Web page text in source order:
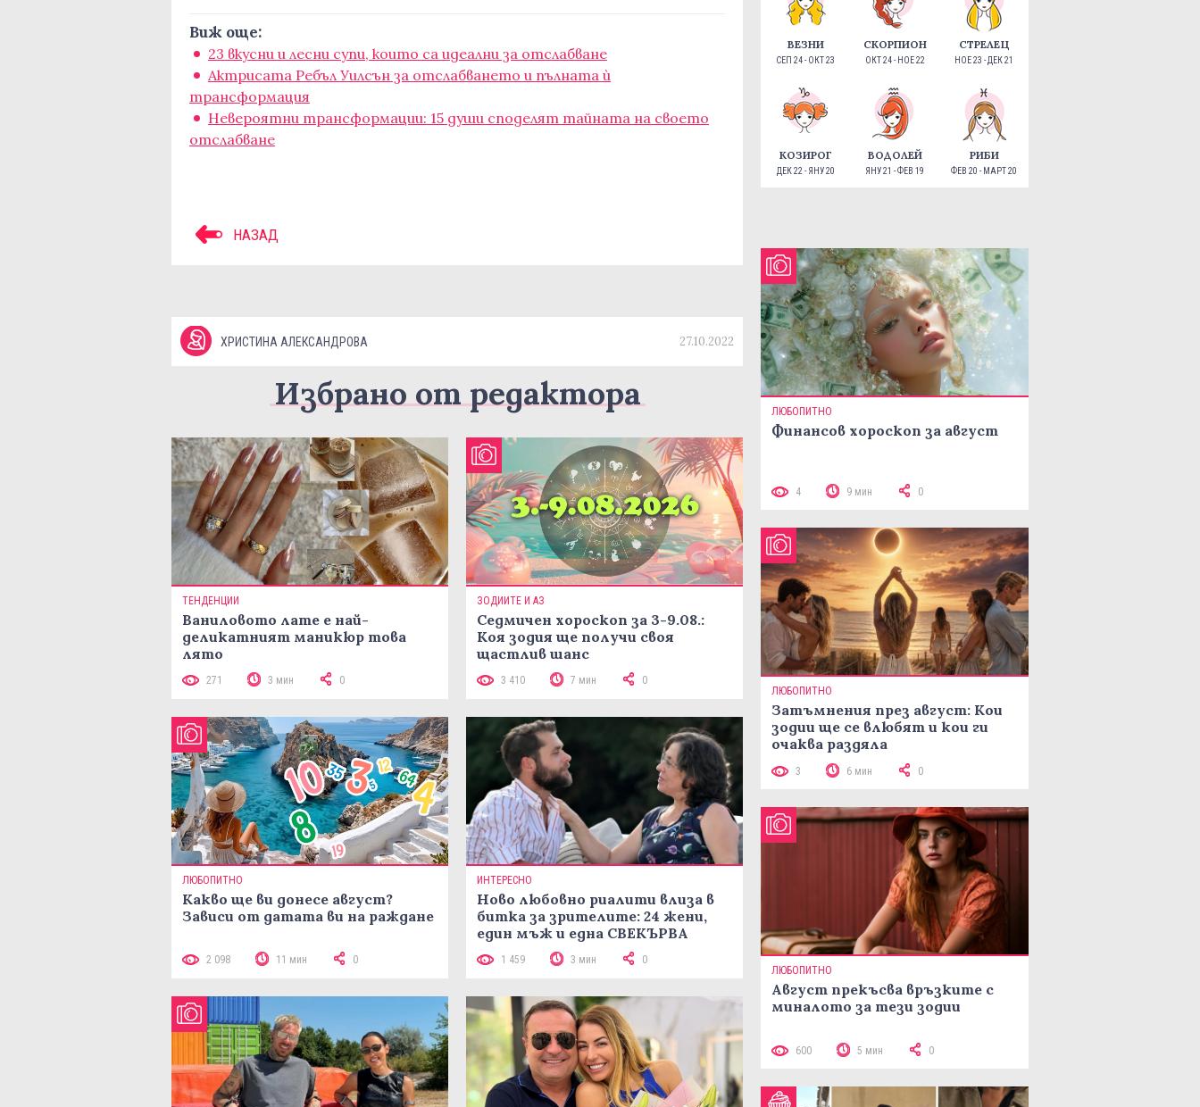
Виж още:
23 вкусни и лесни супи, които са идеални за отслабване
Актрисата Ребъл Уилсън за отслабването и пълната ѝ
трансформация
Невероятни трансформации: 15 души споделят тайната на своето
отслабване
НАЗАД
ХРИСТИНА АЛЕКСАНДРОВА 27.10.2022
Избрано от редактора
ТЕНДЕНЦИИ
Ваниловото лате е най-
деликатният маникюр това
лято
271 3 мин 0
ЗОДИИТЕ И АЗ
Седмичен хороскоп за 3-9.08.:
Коя зодия ще получи своя
щастлив шанс
3 410 7 мин 0
ЛЮБОПИТНО
Какво ще ви донесе август?
Зависи от датата ви на ражданe
2 098 11 мин 0
ИНТЕРЕСНО
Ново любовно риалити влиза в
битка за зрителите: 24 жени,
един мъж и една СВЕКЪРВА
1 459 3 мин 0
ВЕЗНИ
СЕП 24 - ОКТ 23
СКОРПИОН
ОКТ 24 - НОЕ 22
СТРЕЛЕЦ
НОЕ 23 - ДЕК 21
КОЗИРОГ
ДЕК 22 - ЯНУ 20
ВОДОЛЕЙ
ЯНУ 21 - ФЕВ 19
РИБИ
ФЕВ 20 - МАРТ 20
ЛЮБОПИТНО
Финансов хороскоп за август
4 9 мин 0
ЛЮБОПИТНО
Затъмнения през август: Кои
зодии ще се влюбят и кои ги
очаква раздяла
3 6 мин 0
ЛЮБОПИТНО
Август прекъсва връзките с
миналото за тези зодии
600 5 мин 0